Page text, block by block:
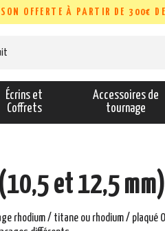
OFFERTE À PARTIR DE 300€
Écrins et
Coffrets
Accessoires de
tournage
(10,5 et 12,5 mm)
rhodium / titane ou rhodium /